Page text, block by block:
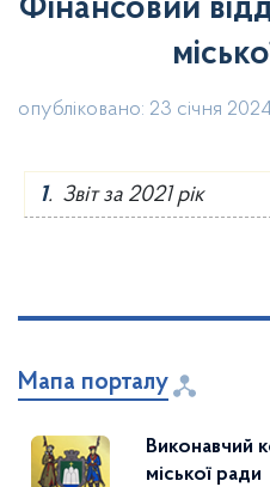
Фінансовий
опубліковано: 23 січня 2024
1. Звіт за 2021 рік
Мапа порталу
Виконавчий
міської ради